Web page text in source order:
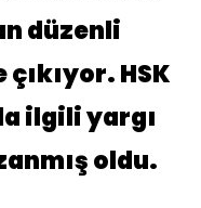
düzenli
HSK
ilgili yargı
oldu.